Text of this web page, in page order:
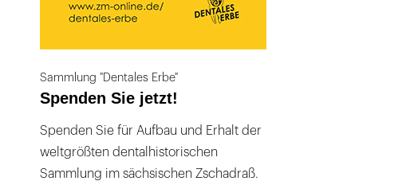
Sammlung "Dentales Erbe"
Spenden Sie jetzt!
Spenden Sie für Aufbau und Erhalt der
weltgrößten dentalhistorischen
Sammlung im sächsischen Zschadraß.